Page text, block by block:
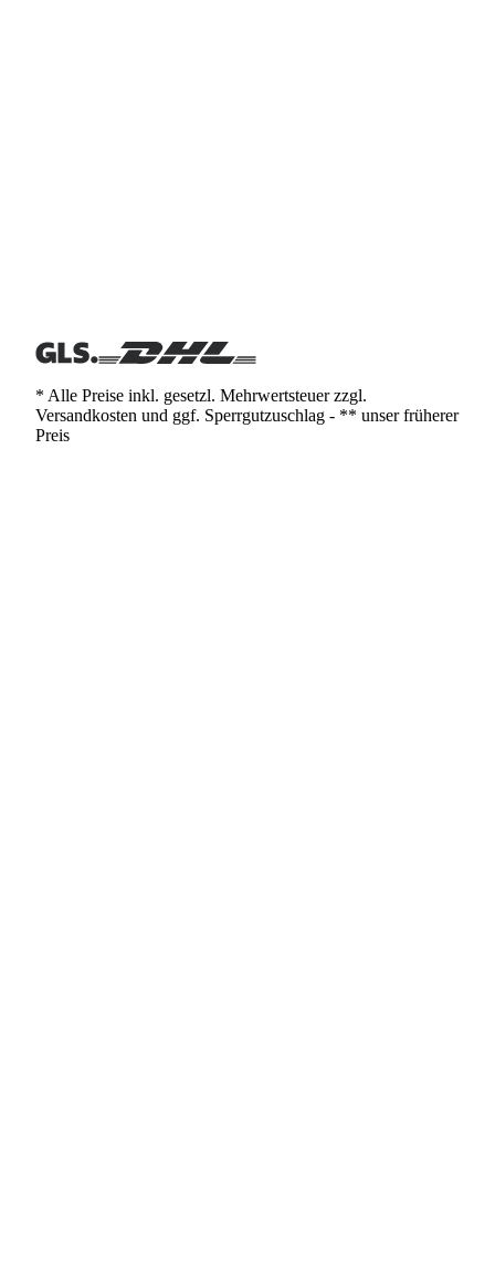
* Alle Preise inkl. gesetzl. Mehrwertsteuer zzgl.
Versandkosten und ggf. Sperrgutzuschlag - ** unser früherer
Preis